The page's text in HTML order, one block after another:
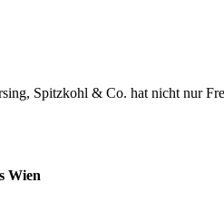
Spitzkohl & Co. hat nicht nur
Wien